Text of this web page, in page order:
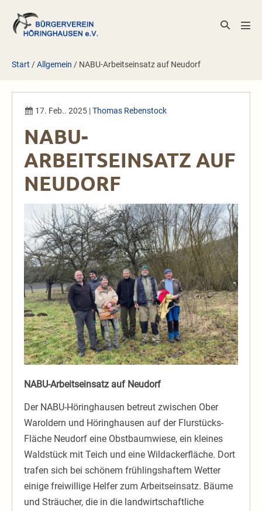
Inhalt
springen
Suche-
Start /Allgemein / NABU-Arbeitseinsatz auf Neudorf
17. Feb.. 2025 |Thomas Rebenstock
NABU-
ARBEITSEINSATZ AUF
NEUDORF
NABU-Arbeitseinsatz auf Neudorf
Der NABU-Höringhausen betreut zwischen Ober
Waroldern und Höringhausen auf der Flurstücks-
Fläche Neudorf eine Obstbaumwiese, ein kleines
Waldstück mit Teich und eine Wildackerfläche. Dort
trafen sich bei schönem frühlingshaftem Wetter
einige freiwillige Helfer zum Arbeitseinsatz. Bäume
und Sträucher, die in die landwirtschaftliche